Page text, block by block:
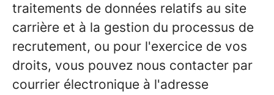
traitements de données relatifs au site
carrière et à la gestion du processus de
recrutement, ou pour l'exercice de vos
droits, vous pouvez nous contacter par
courrier électronique à l'adresse